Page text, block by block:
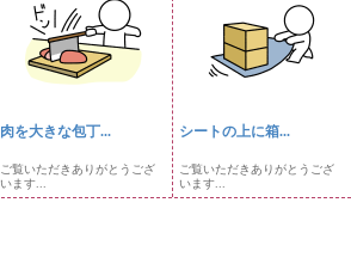
肉を大きな包丁...
ご覧いただきありがとうござ
います...
シートの上に箱...
ご覧いただきありがとうござ
います...